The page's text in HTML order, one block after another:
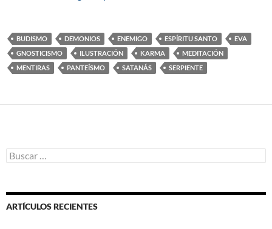
BUDISMO DEMONIOS ENEMIGO ESPÍRITU SANTO
EVA
GNOSTICISMO
ILUSTRACIÓN KARMA
MEDITACIÓN
MENTIRAS
PANTEÍSMO SATANÁS SERPIENTE
B
u
a
r
ARTÍCULOS RECIENTES